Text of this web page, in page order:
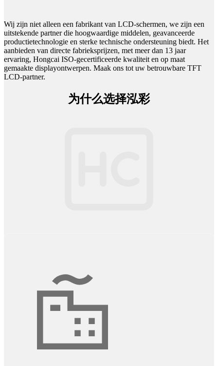
Wij zijn niet alleen een fabrikant van LCD-schermen, we zijn een
uitstekende partner die hoogwaardige middelen, geavanceerde
productietechnologie en sterke technische ondersteuning biedt. Het
aanbieden van directe fabrieksprijzen, met meer dan 13 jaar
ervaring, Hongcai ISO-gecertificeerde kwaliteit en op maat
gemaakte displayontwerpen. Maak ons ​​tot uw betrouwbare TFT
LCD-partner.
为什么选择泓彩